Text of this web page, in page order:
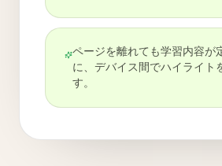
ページを離れても学習内容が
に、デバイス間でハイライト
す。